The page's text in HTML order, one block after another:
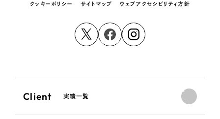
クッキーポリシー サイトマップ ウェブアクセシビリティ方針
Client 実績一覧